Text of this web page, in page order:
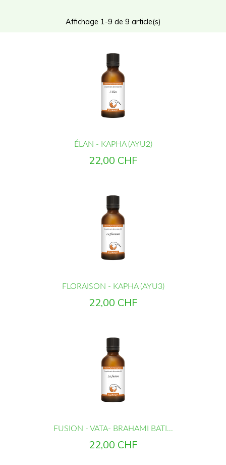
Affichage 1-9 de 9 article(s)
ÉLAN - KAPHA (AYU2)
Prix
22,00 CHF
FLORAISON - KAPHA (AYU3)
Prix
22,00 CHF
FUSION - VATA- BRAHAMI BATI...
Prix
22,00 CHF